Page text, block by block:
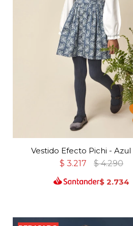
Vestido Efecto Pichi - Azul
$ 3.217 $ 4.290
$ 2.734